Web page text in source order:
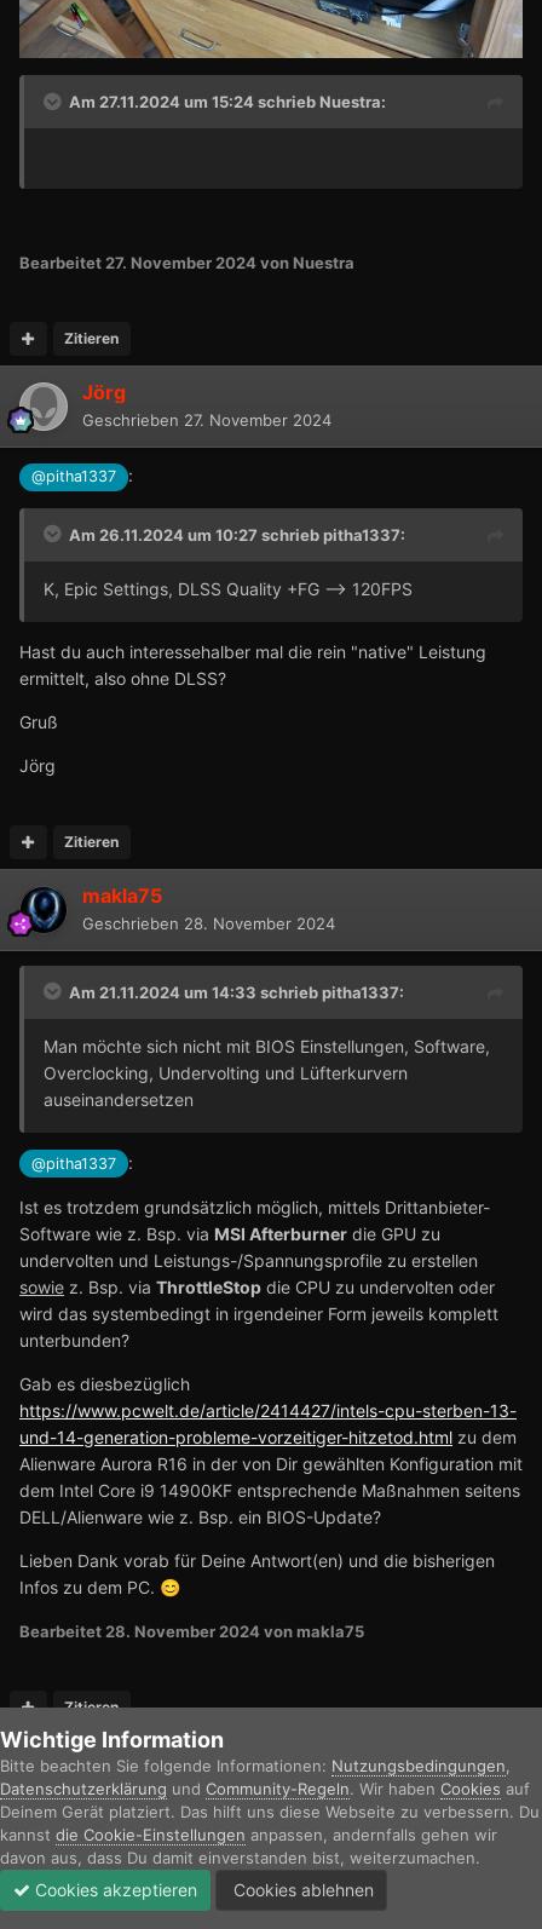
Am 27.11.2024 um 15:24 schriebNuestra:
Bearbeitet27. November 2024von Nuestra
Zitieren
Jörg
Geschrieben 27. November 2024
@pitha1337 :
Am 26.11.2024 um 10:27 schriebpitha1337:
K, Epic Settings, DLSS Quality +FG --> 120FPS
Hast du auch interessehalber mal die rein "native" Leistung
ermittelt, also ohne DLSS?
Gruß
Jörg
Zitieren
makla75
Geschrieben 28. November 2024
Am 21.11.2024 um 14:33 schriebpitha1337:
Man möchte sich nicht mit BIOS Einstellungen, Software,
Overclocking, Undervolting und Lüfterkurvern
auseinandersetzen
@pitha1337 :
Ist es trotzdem grundsätzlich möglich, mittels Drittanbieter-
Software wie z. Bsp. via MSI Afterburner die GPU zu
undervolten und Leistungs-/Spannungsprofile zu erstellen
sowie z. Bsp. via ThrottleStop die CPU zu undervolten oder
wird das systembedingt in irgendeiner Form jeweils komplett
unterbunden?
Gab es diesbezüglich
https://www.pcwelt.de/article/2414427/intels-cpu-sterben-13-
und-14-generation-probleme-vorzeitiger-hitzetod.html zu dem
Alienware Aurora R16 in der von Dir gewählten Konfiguration mit
dem Intel Core i9 14900KF entsprechende Maßnahmen seitens
DELL/Alienware wie z. Bsp. ein BIOS-Update?
Lieben Dank vorab für Deine Antwort(en) und die bisherigen
Infos zu dem PC. 😊
Bearbeitet 28. November 2024von makla75
Zitieren
pitha1337
Geschrieben28. November 2024
Zur ersten Frage, ja Overclocking und Undervolting der GPU ist
problemlos möglich. Undervolting der CPU habe ich mir noch
nicht im Detail angeschaut, grundsätzlich ist die Funktion aber
Wichtige Information
Bitte beachten Sie folgende Informationen: Nutzungsbedingungen
Datenschutzerklärung und Community-Regeln. Wir haben Cookies auf
Deinem Gerät platziert. Das hilft uns diese Webseite zu verbessern. Du
kannst die Cookie-Einstellungen anpassen, andernfalls gehen wir
davon aus, dass Du damit einverstanden bist, weiterzumachen.
Cookies akzeptieren Cookies ablehnen